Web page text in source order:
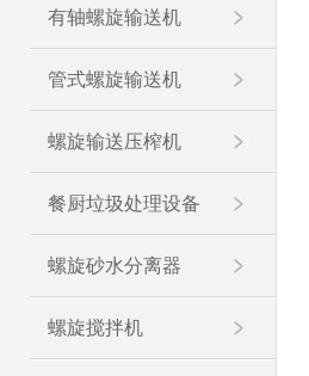
有轴螺旋输送机
管式螺旋输送机
螺旋输送压榨机
餐厨垃圾处理设备
螺旋砂水分离器
螺旋搅拌机